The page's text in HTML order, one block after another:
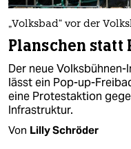
„Volksbad“ vor der
Planschen
Der neue
lässt ein Pop-up-
eine Protestaktion
Infrastruktur.
Von Lilly Schröder